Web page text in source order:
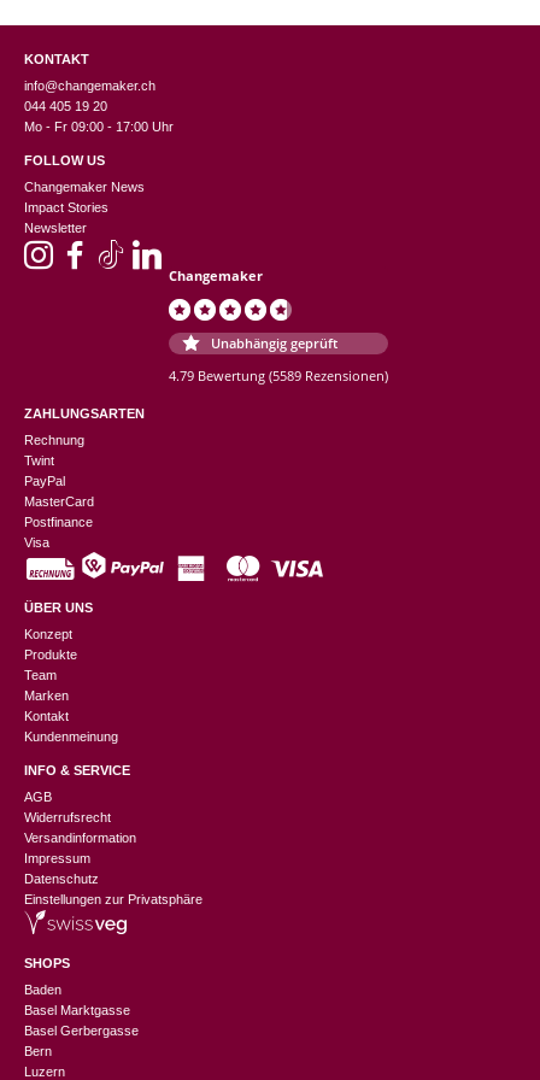
KONTAKT
info@changemaker.ch
044 405 19 20
Mo - Fr 09:00 - 17:00 Uhr
FOLLOW US
Changemaker News
Impact Stories
Newsletter
Changemaker
Unabhängig geprüft
4.79 Bewertung (5589 Rezensionen)
ZAHLUNGSARTEN
Rechnung
Twint
PayPal
MasterCard
Postfinance
Visa
ÜBER UNS
Konzept
Produkte
Team
Marken
Kontakt
Kundenmeinung
INFO & SERVICE
AGB
Widerrufsrecht
Versandinformation
Impressum
Datenschutz
Einstellungen zur Privatsphäre
SHOPS
Baden
Basel Marktgasse
Basel Gerbergasse
Bern
Luzern